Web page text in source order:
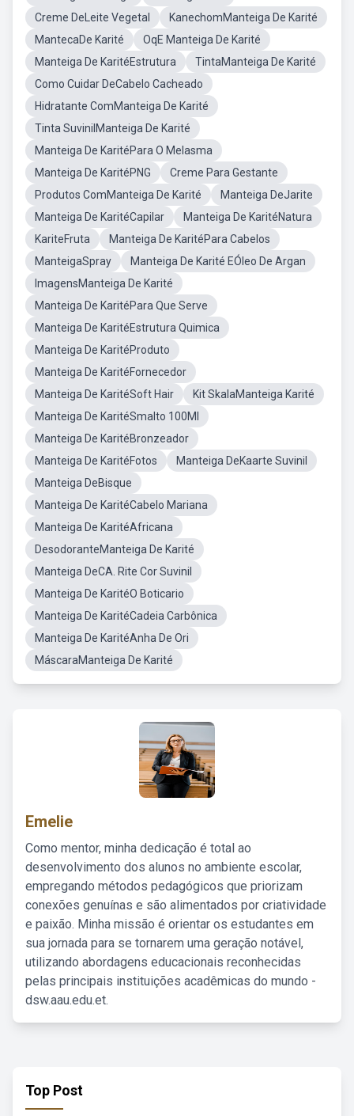
Creme DeLeite Vegetal
KanechomManteiga De Karité
MantecaDe Karité
OqE Manteiga De Karité
Manteiga De KaritéEstrutura
TintaManteiga De Karité
Como Cuidar DeCabelo Cacheado
Hidratante ComManteiga De Karité
Tinta SuvinilManteiga De Karité
Manteiga De KaritéPara O Melasma
Manteiga De KaritéPNG
Creme Para Gestante
Produtos ComManteiga De Karité
Manteiga DeJarite
Manteiga De KaritéCapilar
Manteiga De KaritéNatura
KariteFruta
Manteiga De KaritéPara Cabelos
ManteigaSpray
Manteiga De Karité EÓleo De Argan
ImagensManteiga De Karité
Manteiga De KaritéPara Que Serve
Manteiga De KaritéEstrutura Quimica
Manteiga De KaritéProduto
Manteiga De KaritéFornecedor
Manteiga De KaritéSoft Hair
Kit SkalaManteiga Karité
Manteiga De KaritéSmalto 100Ml
Manteiga De KaritéBronzeador
Manteiga De KaritéFotos
Manteiga DeKaarte Suvinil
Manteiga DeBisque
Manteiga De KaritéCabelo Mariana
Manteiga De KaritéAfricana
DesodoranteManteiga De Karité
Manteiga DeCA. Rite Cor Suvinil
Manteiga De KaritéO Boticario
Manteiga De KaritéCadeia Carbônica
Manteiga De KaritéAnha De Ori
MáscaraManteiga De Karité
Emelie
Como mentor, minha dedicação é total ao
desenvolvimento dos alunos no ambiente escolar,
empregando métodos pedagógicos que priorizam
conexões genuínas e são alimentados por criatividade
e paixão. Minha missão é orientar os estudantes em
sua jornada para se tornarem uma geração notável,
utilizando abordagens educacionais reconhecidas
pelas principais instituições acadêmicas do mundo -
dsw.aau.edu.et.
Top Post